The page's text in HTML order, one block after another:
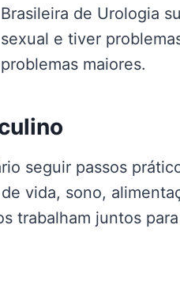
de Urologia
e tiver
maiores.
seguir passos
vida, sono,
trabalham juntos